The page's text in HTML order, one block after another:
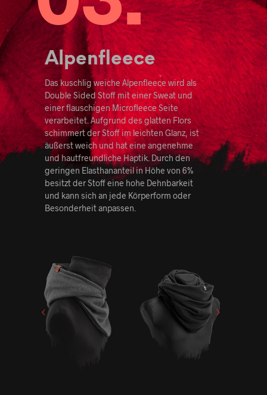
Alpenfleece
Das kuschlig weiche Alpenfleece wird als
Double Sided Stoff mit einer Sweat und
einer flauschigen Microfleece Seite
verarbeitet. Aufgrund des glatten Flors
schimmert der Stoff im leichten Glanz, ist
äußerst weich und hat eine angenehme
und hautfreundliche Haptik. Durch den
geringen Elasthananteil in Höhe von 6%
besitzt der Stoff eine hohe Dehnbarkeit
und kann sich an jede Körperform oder
Besonderheit anpassen.